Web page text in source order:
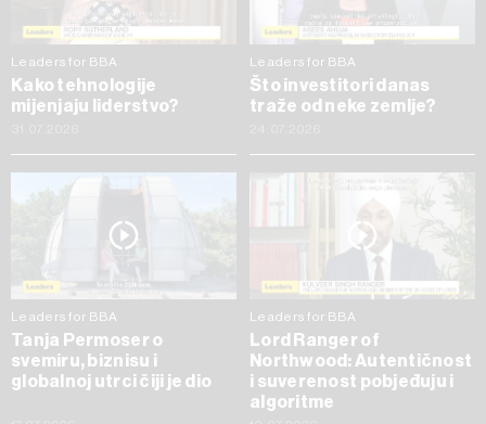
Leaders for BBA
Kako tehnologije
mijenjaju liderstvo?
Leaders for BBA
Što investitori danas
traže od neke zemlje?
Leaders for BBA
Tanja Permoser o
svemiru, biznisu i
globalnoj utrci čiji je dio
Leaders for BBA
Lord Ranger of
Northwood: Autentičnost
i suverenost pobjeđuju i
algoritme